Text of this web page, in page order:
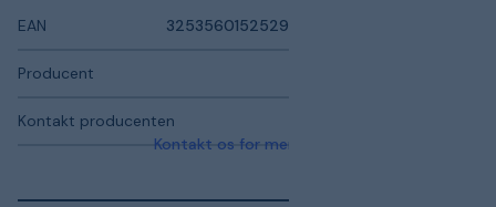
EAN 3253560152529
Producent
Kontakt producenten
Kontakt os for mere information